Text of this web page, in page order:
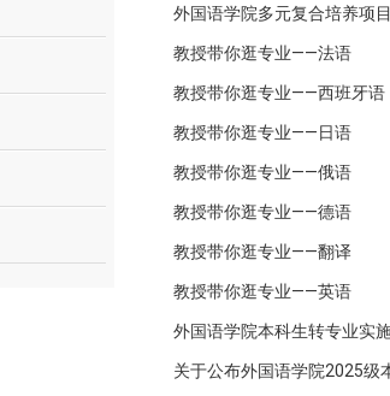
外国语学院多元复合培养项
教授带你逛专业——法语
教授带你逛专业——西班牙语
教授带你逛专业——日语
教授带你逛专业——俄语
教授带你逛专业——德语
教授带你逛专业——翻译
教授带你逛专业——英语
外国语学院本科生转专业实
关于公布外国语学院2025级